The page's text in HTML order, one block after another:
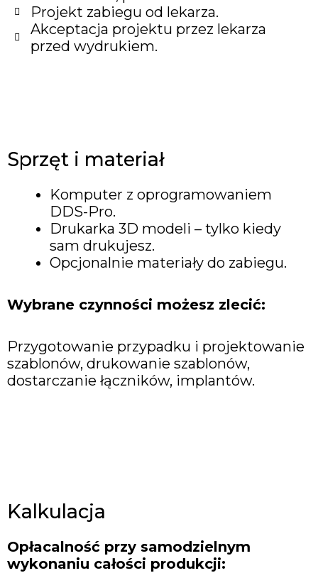
Projekt zabiegu od lekarza.
Akceptacja projektu przez lekarza
przed wydrukiem.
Sprzęt i materiał
Komputer z oprogramowaniem
DDS-Pro.
Drukarka 3D modeli – tylko kiedy
sam drukujesz.
Opcjonalnie materiały do zabiegu.
Wybrane czynności możesz zlecić:
Przygotowanie przypadku i projektowanie
szablonów, drukowanie szablonów,
dostarczanie łączników, implantów.
Kalkulacja
Opłacalność przy samodzielnym
wykonaniu całości produkcji: